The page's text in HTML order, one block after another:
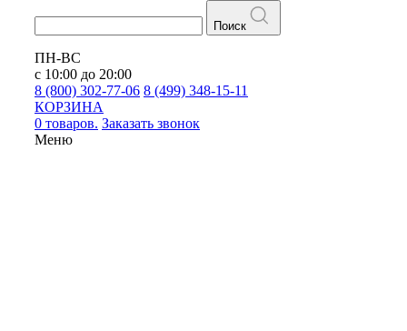
Поиск
ПН-ВС
с 10:00 до 20:00
8 (800) 302-77-06 8 (499) 348-15-11
КОРЗИНА
0 товаров. Заказать звонок
Меню